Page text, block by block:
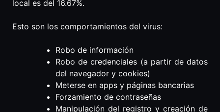
local es del 16.67%.
Esto son los comportamientos del virus:
Robo de información
Robo de credenciales (a partir de datos
del navegador y cookies)
Meterse en apps y páginas bancarias
Forzamiento de contraseñas
Manipulación del registro y creación de